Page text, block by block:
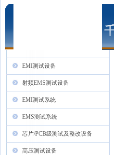
EMI测试设备
射频EMS测试设备
EMI测试系统
EMS测试系统
芯片/PCB级测试及整改设备
高压测试设备